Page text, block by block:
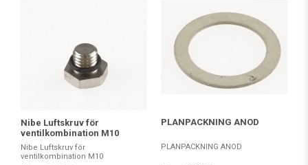
Nibe Luftskruv för
ventilkombination M10
Nibe Luftskruv för
ventilkombination M10
PLANPACKNING ANOD
PLANPACKNING ANOD